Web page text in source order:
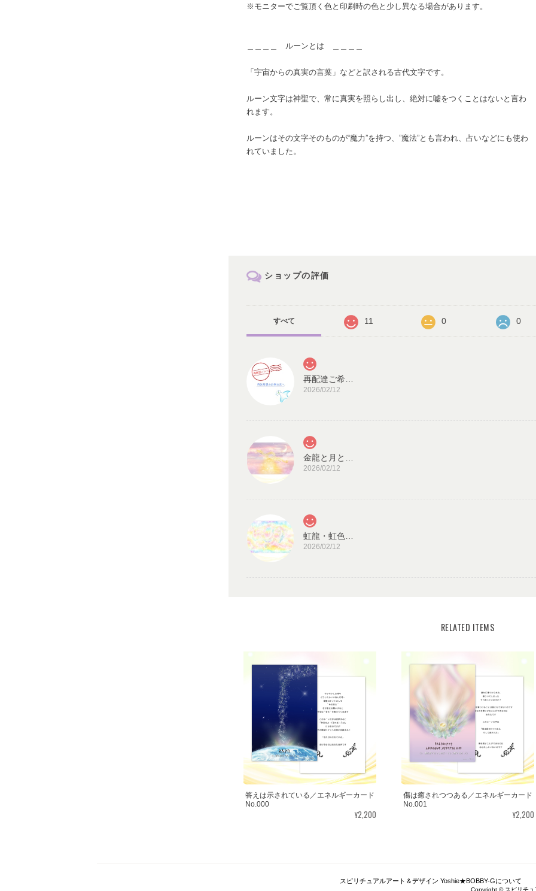
※モニターでご覧頂く色と印刷時の色と少し異なる場合があります。
＿＿＿＿ ルーンとは ＿＿＿＿
「宇宙からの真実の言葉」などと訳される古代文字です。
ルーン文字は神聖で、常に真実を照らし出し、絶対に嘘をつくことはないと言わ
れます。
ルーンはその文字そのものが“魔力”を持つ、”魔法”とも言われ、占いなどにも使わ
れていました。
ショップの評価
すべて 11 0 0
2026/02/12
2026/02/12
2026/02/12
この度はご購入いただき、誠にありがと
うで嬉しいです。とても励みになります
2022/05/30
ありがとうございます。 いつの日かまた逢える
思います。
レビューありがとうございます。 ペット
エネルギーカードを無事に受け取りました。 見
RELATED ITEMS
答えは示されている／エネルギーカード
No.000
¥2,200
傷は癒されつつある／エネルギーカード
No.001
¥2,200
スピリチュアルアート＆デザイン Yoshie★BOBBY-Gについて
Copyright © スピリチ